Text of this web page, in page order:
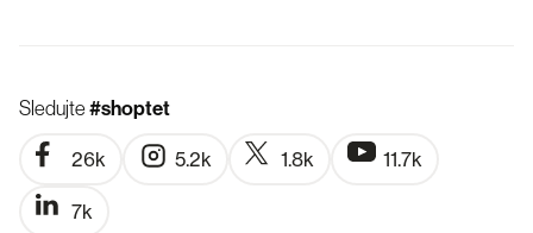
Sledujte#shoptet
26k 5.2k 1.8k 11.7k
7k